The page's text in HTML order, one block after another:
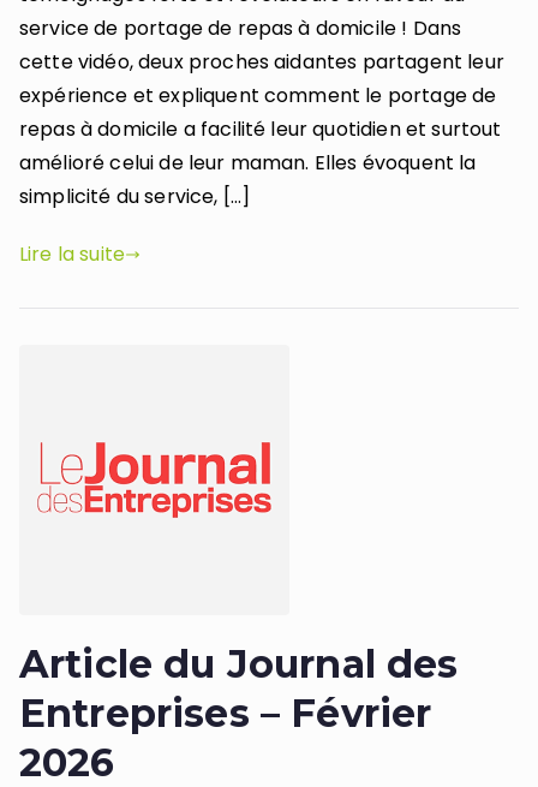
service de portage de repas à domicile ! Dans
cette vidéo, deux proches aidantes partagent leur
expérience et expliquent comment le portage de
repas à domicile a facilité leur quotidien et surtout
amélioré celui de leur maman. Elles évoquent la
simplicité du service, […]
Lire la suite
Article du Journal des
Entreprises – Février
2026